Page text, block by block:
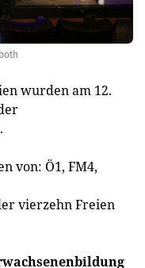
wurden am 12.
von: Ö1, FM4,
vierzehn Freien